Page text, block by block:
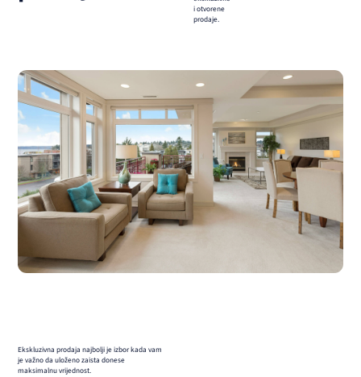
i otvorene
prodaje.
Ekskluzivna prodaja najbolji je izbor kada vam
je važno da uloženo zaista donese
maksimalnu vrijednost.